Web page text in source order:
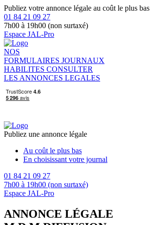
Publiez votre annonce légale au coût le plus bas
01 84 21 09 27
7h00 à 19h00 (non surtaxé)
Espace JAL-Pro
NOS
FORMULAIRES JOURNAUX
HABILITES CONSULTER
LES ANNONCES LEGALES
Publiez une annonce légale
Au coût le plus bas
En choisissant votre journal
01 84 21 09 27
7h00 à 19h00 (non surtaxé)
Espace JAL-Pro
ANNONCE LÉGALE